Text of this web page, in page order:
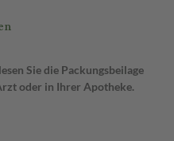
Sie die Packungsbeilage
oder in Ihrer Apotheke.